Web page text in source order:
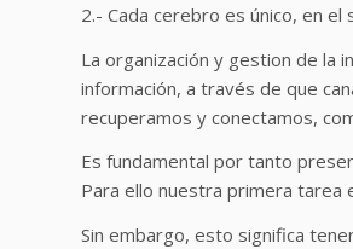
2.- Cada cerebro es único, en
La organización y gestion de la
información, a través de que
recuperamos y conectamos,
Es fundamental por tanto
Para ello nuestra primera tarea
Sin embargo, esto significa